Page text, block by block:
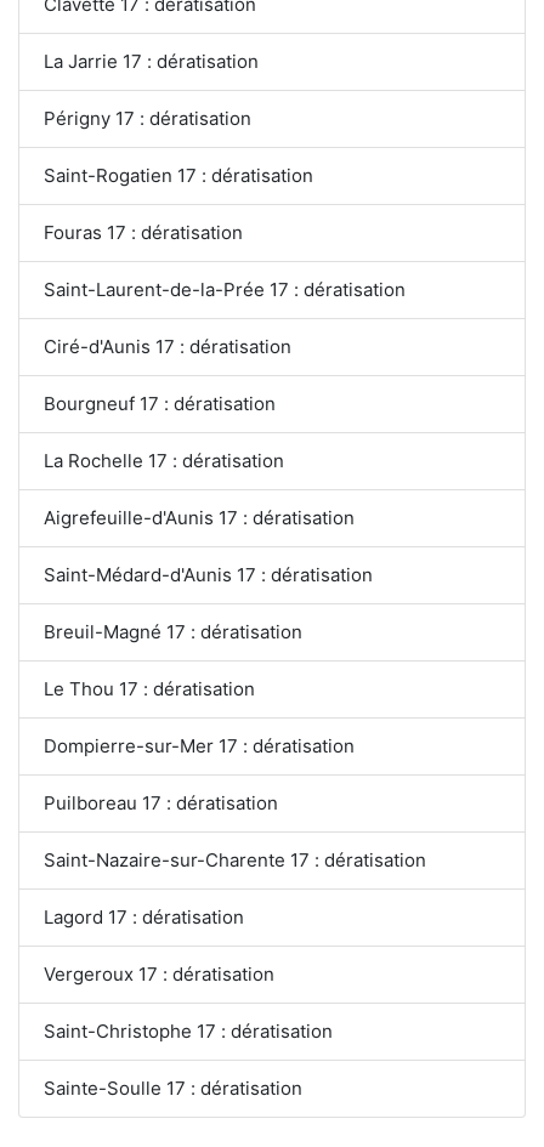
La Jarrie 17 : dératisation
Périgny 17 : dératisation
Saint-Rogatien 17 : dératisation
Fouras 17 : dératisation
Saint-Laurent-de-la-Prée 17 : dératisation
Ciré-d'Aunis 17 : dératisation
Bourgneuf 17 : dératisation
La Rochelle 17 : dératisation
Aigrefeuille-d'Aunis 17 : dératisation
Saint-Médard-d'Aunis 17 : dératisation
Breuil-Magné 17 : dératisation
Le Thou 17 : dératisation
Dompierre-sur-Mer 17 : dératisation
Puilboreau 17 : dératisation
Saint-Nazaire-sur-Charente 17 : dératisation
Lagord 17 : dératisation
Vergeroux 17 : dératisation
Saint-Christophe 17 : dératisation
Sainte-Soulle 17 : dératisation